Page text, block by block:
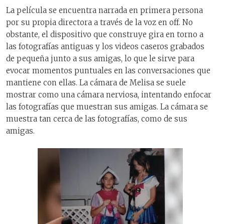
La película se encuentra narrada en primera persona
por su propia directora a través de la voz en off. No
obstante, el dispositivo que construye gira en torno a
las fotografías antiguas y los videos caseros grabados
de pequeña junto a sus amigas, lo que le sirve para
evocar momentos puntuales en las conversaciones que
mantiene con ellas. La cámara de Melisa se suele
mostrar como una cámara nerviosa, intentando enfocar
las fotografías que muestran sus amigas. La cámara se
muestra tan cerca de las fotografías, como de sus
amigas.